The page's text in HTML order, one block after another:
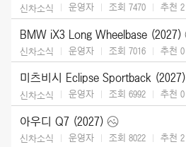
신차소식 운영자 조회 7470 추천 2
BMW iX3 Long Wheelbase (2027)
신차소식 운영자 조회 7016 추천 0
미츠비시 Eclipse Sportback (2027)
신차소식 운영자 조회 6992 추천 0
아우디 Q7 (2027)
신차소식 운영자 조회 8022 추천 2